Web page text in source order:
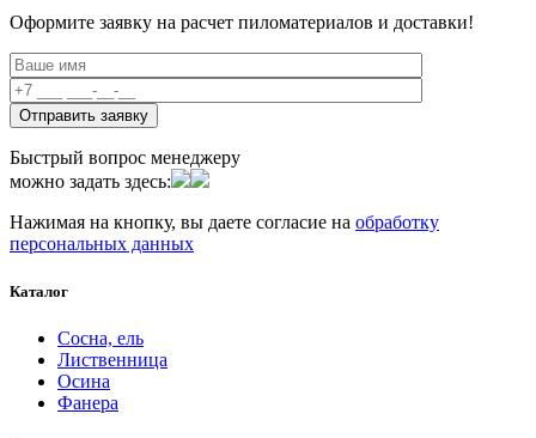
Оформите заявку на расчет пиломатериалов и доставки!
Быстрый вопрос менеджеру
можно задать здесь:
Нажимая на кнопку, вы даете согласие на обработку
персональных данных
Каталог
Сосна, ель
Лиственница
Осина
Фанера